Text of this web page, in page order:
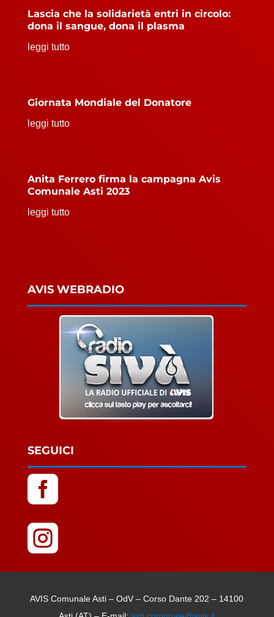
Lascia che la solidarietà entri in circolo:
dona il sangue, dona il plasma
leggi tutto
Giornata Mondiale del Donatore
leggi tutto
Anita Ferrero firma la campagna Avis
Comunale Asti 2023
leggi tutto
AVIS WEBRADIO
SEGUICI


AVIS Comunale Asti – OdV – Corso Dante 202 – 14100